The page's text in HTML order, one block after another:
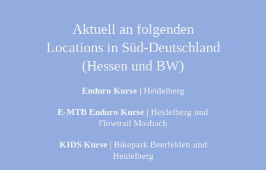
Aktuell an folgenden
Locations in Süd-Deutschland
(Hessen und BW)
Enduro Kurse | Heidelberg
E-MTB Enduro Kurse | Heidelberg und
Flowtrail Mosbach
KIDS Kurse | Bikepark Beerfelden und
Heidelberg